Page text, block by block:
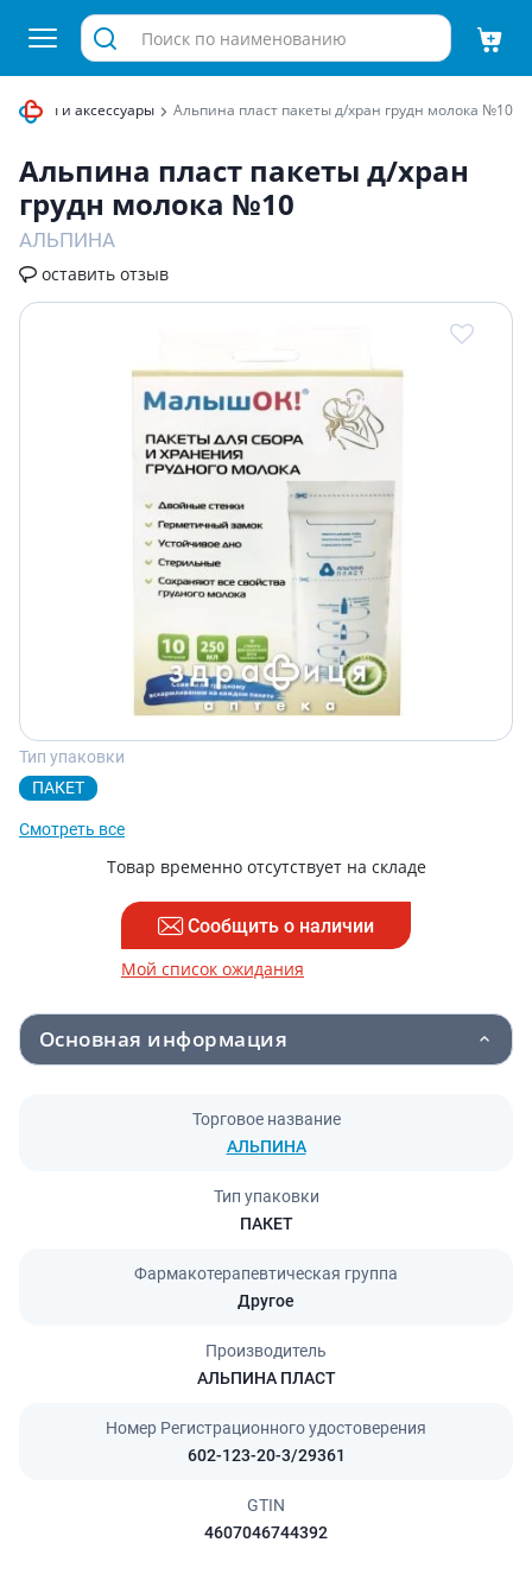
и аксессуары Альпина пласт пакеты д/хран грудн молока №10
Альпина пласт пакеты д/хран
грудн молока №10
АЛЬПИНА
оставить отзыв
Тип упаковки
ПАКЕТ
Смотреть все
Товар временно отсутствует на складе
Сообщить о наличии
Мой список ожидания
Основная информация
Торговое название
АЛЬПИНА
Тип упаковки
ПАКЕТ
Фармакотерапевтическая группа
Другое
Производитель
АЛЬПИНА ПЛАСТ
Номер Регистрационного удостоверения
602-123-20-3/29361
GTIN
4607046744392